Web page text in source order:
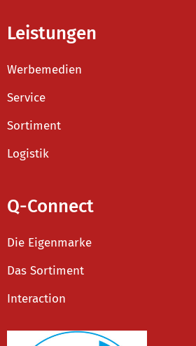
Leistungen
Werbemedien
Service
Sortiment
Logistik
Q-Connect
Die Eigenmarke
Das Sortiment
Interaction